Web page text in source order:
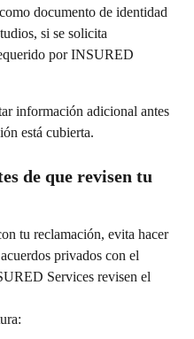
documento de identidad
si se solicita
por INSURED
información adicional antes
está cubierta.
de que revisen tu
tu reclamación, evita hacer
privados con el
Services revisen el